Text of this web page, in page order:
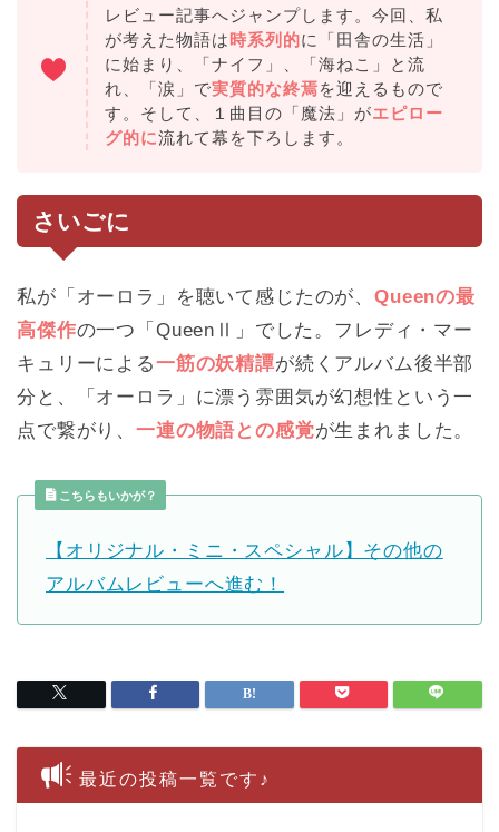
レビュー記事へジャンプします。今回、私
が考えた物語は時系列的に「田舎の生活」
に始まり、「ナイフ」、「海ねこ」と流
れ、「涙」で実質的な終焉を迎えるもので
す。そして、１曲目の「魔法」がエピロー
グ的に流れて幕を下ろします。
さいごに
私が「オーロラ」を聴いて感じたのが、Queenの最
高傑作の一つ「QueenⅡ」でした。フレディ・マー
キュリーによる一筋の妖精譚が続くアルバム後半部
分と、「オーロラ」に漂う雰囲気が幻想性という一
点で繋がり、一連の物語との感覚が生まれました。
こちらもいかが？
【オリジナル・ミニ・スペシャル】その他の
アルバムレビューへ進む！
最近の投稿一覧です♪